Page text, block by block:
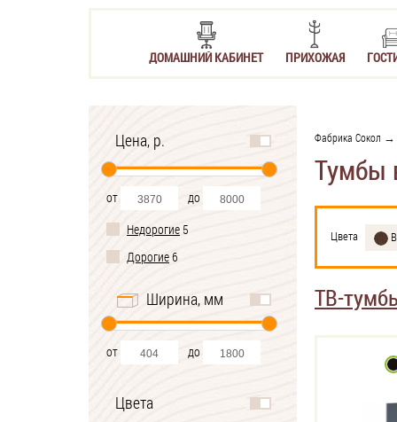
ДОМАШНИЙ КАБИНЕТ ПРИХОЖАЯ
Цена, р.
от
до
Недорогие 5
Дорогие6
Ширина, мм
от до
Цвета
Фабрика Сокол →
Тумбы
Цвета
ТВ-